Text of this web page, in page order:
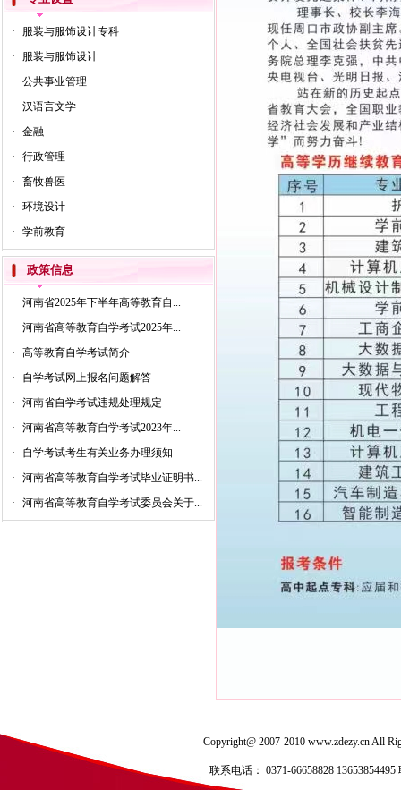
·
服装与服饰设计专科
·
服装与服饰设计
·
公共事业管理
·
汉语言文学
·
金融
·
行政管理
·
畜牧兽医
·
环境设计
·
学前教育
政策信息
·
河南省2025年下半年高等教育自...
·
河南省高等教育自学考试2025年...
·
高等教育自学考试简介
·
自学考试网上报名问题解答
·
河南省自学考试违规处理规定
·
河南省高等教育自学考试2023年...
·
自学考试考生有关业务办理须知
·
河南省高等教育自学考试毕业证明书...
·
河南省高等教育自学考试委员会关于...
Copyright@ 2007-2010 www.zdezy.cn All
联系电话： 0371-66658828